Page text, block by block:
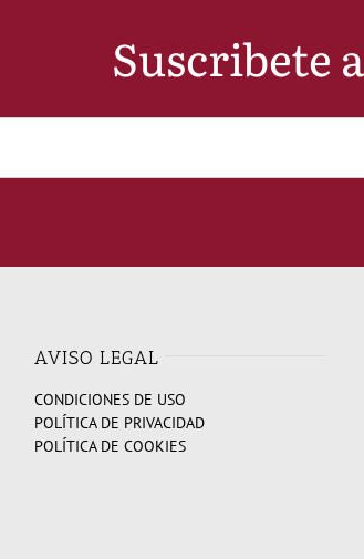
Suscribete
AVISO LEGAL
CONDICIONES DE USO
POLÍTICA DE PRIVACIDAD
POLÍTICA DE COOKIES